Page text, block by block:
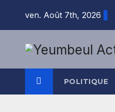
ven. Août 7th, 2026
POLITIQUE